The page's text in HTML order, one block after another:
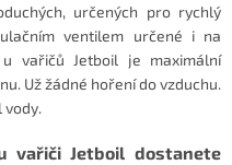
určených pro rychlý
ventilem určené i na
u vařičů Jetboil je maximální
Už žádné hoření do vzduchu.
vody.
vařiči Jetboil dostanete